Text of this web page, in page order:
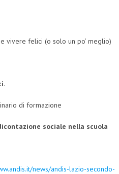
vivere felici (o solo un po’ meglio)
.
di formazione
sociale nella scuola
news/andis-lazio-secondo-